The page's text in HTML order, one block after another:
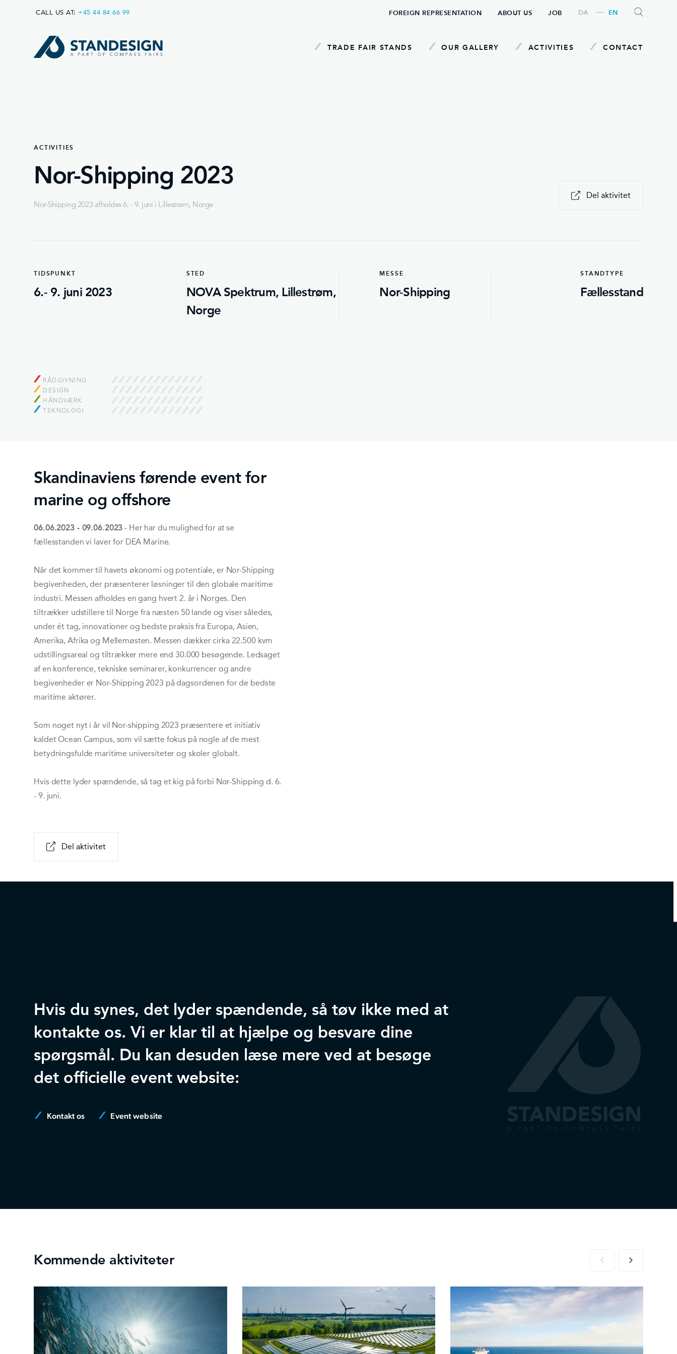
CALL US AT: +45 44 84 66 99 FOREIGN REPRESENTATION ABOUT US JOB DA EN
TRADE FAIR STANDS OUR GALLERY ACTIVITIES CONTACT
ACTIVITIES
Nor-Shipping 2023
Nor-Shipping 2023 afholdes 6. - 9. juni i Lillestrøm, Norge
Del aktivitet
TIDSPUNKT
6.- 9. juni 2023
STED
NOVA Spektrum, Lillestrøm,
Norge
MESSE
Nor-Shipping
STANDTYPE
Fællesstand
RÅDGIVNING
DESIGN
HÅNDVÆRK
TEKNOLOGI
Skandinaviens førende event for
marine og offshore
06.06.2023 - 09.06.2023 - Her har du mulighed for at se
fællesstanden vi laver for DEA Marine.
Når det kommer til havets økonomi og potentiale, er Nor-Shipping
begivenheden, der præsenterer løsninger til den globale maritime
industri. Messen afholdes en gang hvert 2. år i Norges. Den
tiltrækker udstillere til Norge fra næsten 50 lande og viser således,
under ét tag, innovationer og bedste praksis fra Europa, Asien,
Amerika, Afrika og Mellemøsten. Messen dækker cirka 22.500 kvm
udstillingsareal og tiltrækker mere end 30.000 besøgende. Ledsaget
af en konference, tekniske seminarer, konkurrencer og andre
begivenheder er Nor-Shipping 2023 på dagsordenen for de bedste
maritime aktører.
Som noget nyt i år vil Nor-shipping 2023 præsentere et initiativ
kaldet Ocean Campus, som vil sætte fokus på nogle af de mest
betydningsfulde maritime universiteter og skoler globalt.
Hvis dette lyder spændende, så tag et kig på forbi Nor-Shipping d. 6.
- 9. juni.
Del aktivitet
Hvis du synes, det lyder spændende, så tøv ikke med at
kontakte os. Vi er klar til at hjælpe og besvare dine
spørgsmål. Du kan desuden læse mere ved at besøge
det officielle event website:
Kontakt os Event website
Kommende aktiviteter